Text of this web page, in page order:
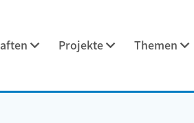
Projekte Themen